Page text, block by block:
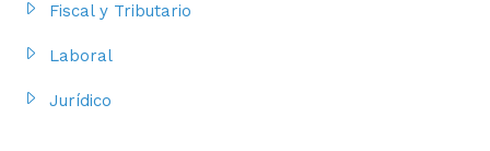
Fiscal y Tributario
Laboral
Jurídico